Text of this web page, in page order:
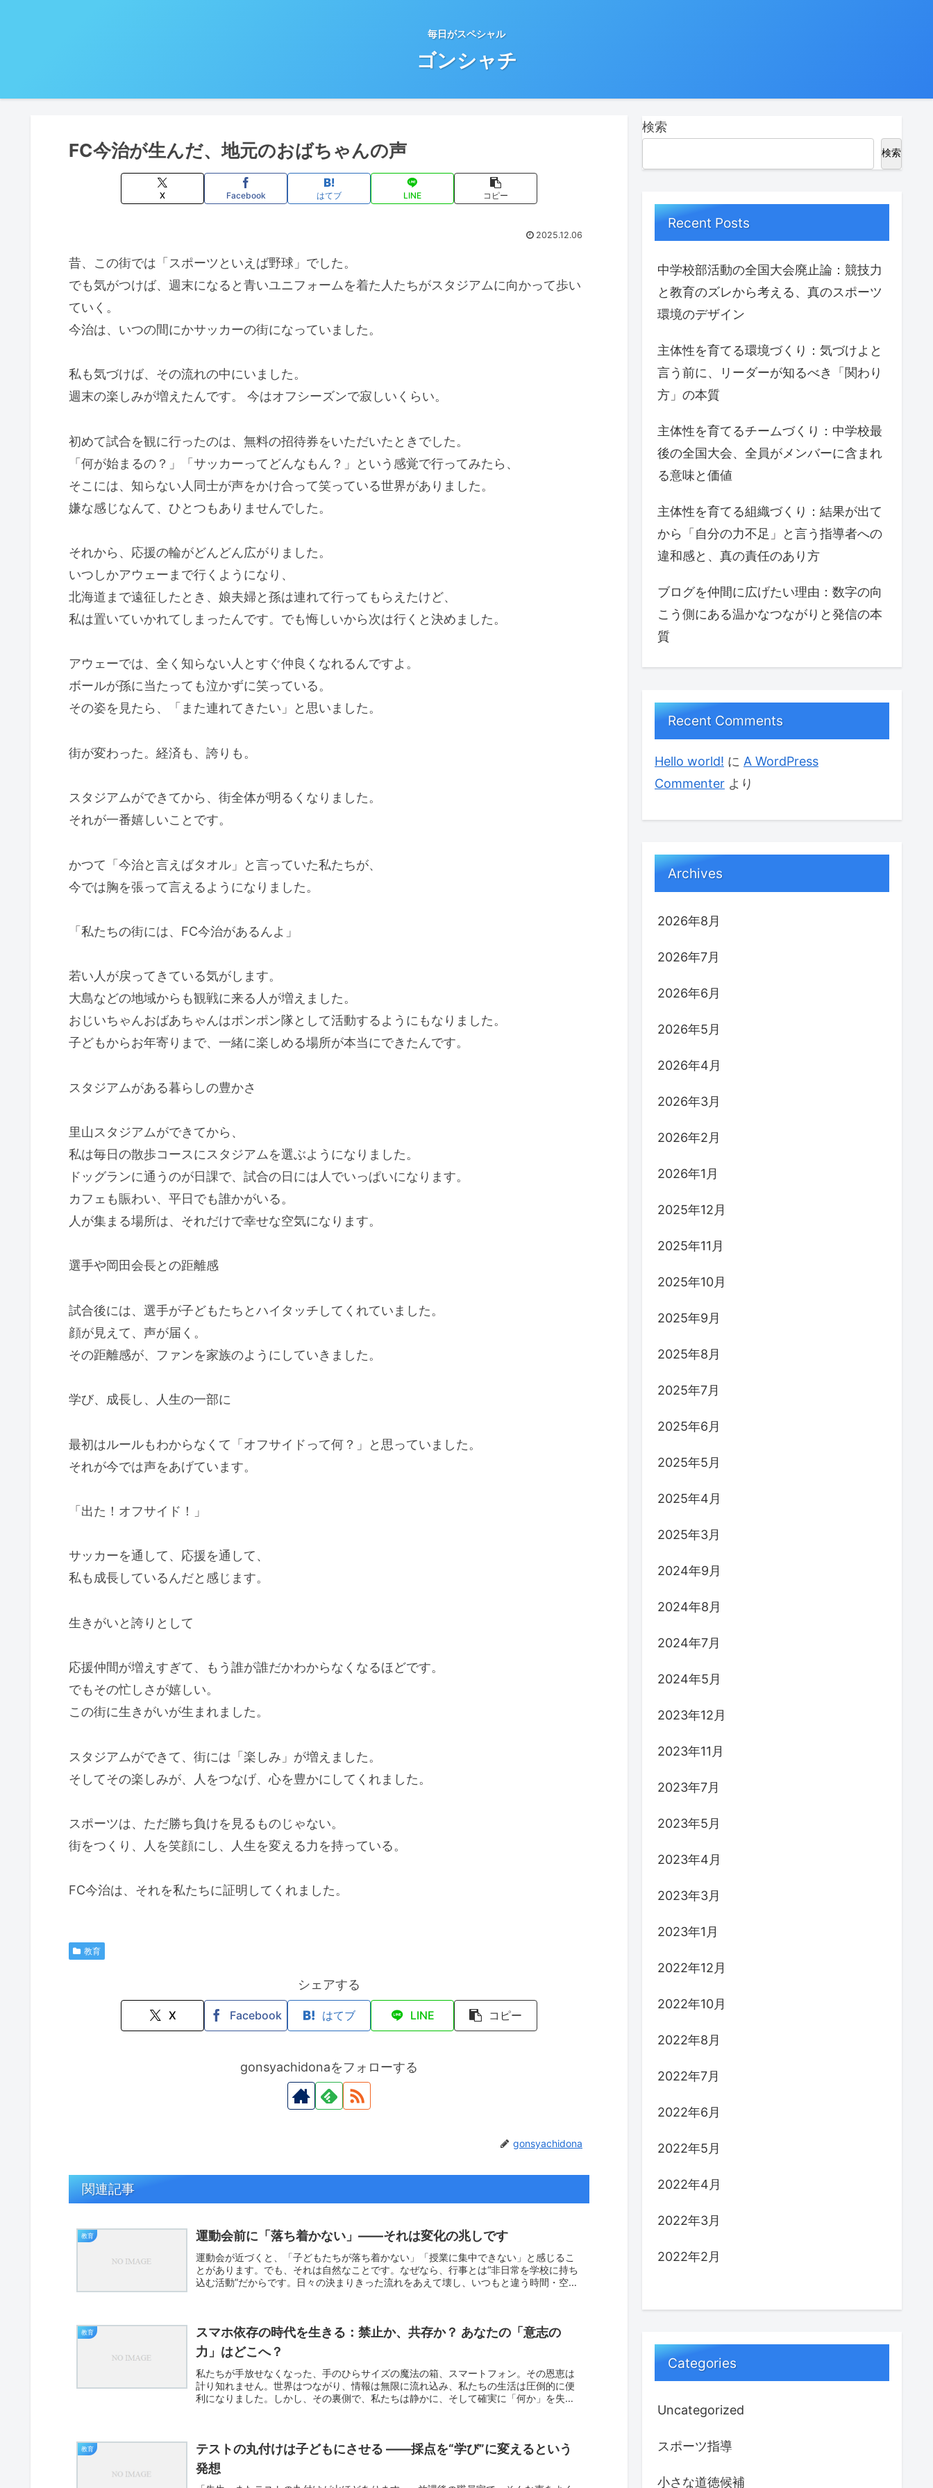
毎日がスペシャル
ゴンシャチ
FC今治が生んだ、地元のおばちゃんの声
X Facebook はてブ LINE コピー
2025.12.06
昔、この街では「スポーツといえば野球」でした。
でも気がつけば、週末になると青いユニフォームを着た人たちがスタジアムに向かって歩い
ていく。
今治は、いつの間にかサッカーの街になっていました。
私も気づけば、その流れの中にいました。
週末の楽しみが増えたんです。 今はオフシーズンで寂しいくらい。
初めて試合を観に行ったのは、無料の招待券をいただいたときでした。
「何が始まるの？」「サッカーってどんなもん？」という感覚で行ってみたら、
そこには、知らない人同士が声をかけ合って笑っている世界がありました。
嫌な感じなんて、ひとつもありませんでした。
それから、応援の輪がどんどん広がりました。
いつしかアウェーまで行くようになり、
北海道まで遠征したとき、娘夫婦と孫は連れて行ってもらえたけど、
私は置いていかれてしまったんです。でも悔しいから次は行くと決めました。
アウェーでは、全く知らない人とすぐ仲良くなれるんですよ。
ボールが孫に当たっても泣かずに笑っている。
その姿を見たら、「また連れてきたい」と思いました。
街が変わった。経済も、誇りも。
スタジアムができてから、街全体が明るくなりました。
それが一番嬉しいことです。
かつて「今治と言えばタオル」と言っていた私たちが、
今では胸を張って言えるようになりました。
「私たちの街には、FC今治があるんよ」
若い人が戻ってきている気がします。
大島などの地域からも観戦に来る人が増えました。
おじいちゃんおばあちゃんはポンポン隊として活動するようにもなりました。
子どもからお年寄りまで、一緒に楽しめる場所が本当にできたんです。
スタジアムがある暮らしの豊かさ
里山スタジアムができてから、
私は毎日の散歩コースにスタジアムを選ぶようになりました。
ドッグランに通うのが日課で、試合の日には人でいっぱいになります。
カフェも賑わい、平日でも誰かがいる。
人が集まる場所は、それだけで幸せな空気になります。
選手や岡田会長との距離感
試合後には、選手が子どもたちとハイタッチしてくれていました。
顔が見えて、声が届く。
その距離感が、ファンを家族のようにしていきました。
学び、成長し、人生の一部に
最初はルールもわからなくて「オフサイドって何？」と思っていました。
それが今では声をあげています。
「出た！オフサイド！」
サッカーを通して、応援を通して、
私も成長しているんだと感じます。
生きがいと誇りとして
応援仲間が増えすぎて、もう誰が誰だかわからなくなるほどです。
でもその忙しさが嬉しい。
この街に生きがいが生まれました。
スタジアムができて、街には「楽しみ」が増えました。
そしてその楽しみが、人をつなげ、心を豊かにしてくれました。
スポーツは、ただ勝ち負けを見るものじゃない。
街をつくり、人を笑顔にし、人生を変える力を持っている。
FC今治は、それを私たちに証明してくれました。
教育
シェアする
X Facebook はてブ LINE コピー
gonsyachidonaをフォローする
gonsyachidona
関連記事
教育 運動会前に「落ち着かない」——それは変化の兆しです
運動会が近づくと、「子どもたちが落ち着かない」「授業に集中できない」と感じるこ
とがあります。でも、それは自然なことです。なぜなら、行事とは“非日常を学校に持ち
込む活動”だからです。日々の決まりきった流れをあえて壊し、いつもと違う時間・空
教育
スマホ依存の時代を生きる：禁止か、共存か？ あなたの「意志の
力」はどこへ？
私たちが手放せなくなった、手のひらサイズの魔法の箱、スマートフォン。その恩恵は
計り知れません。世界はつながり、情報は無限に流れ込み、私たちの生活は圧倒的に便
利になりました。しかし、その裏側で、私たちは静かに、そして確実に「何か」を失い
教育
テストの丸付けは子どもにさせる ――採点を“学び”に変えるという
発想
検索
検索
Recent Posts
中学校部活動の全国大会廃止論：競技力
と教育のズレから考える、真のスポーツ
環境のデザイン
主体性を育てる環境づくり：気づけよと
言う前に、リーダーが知るべき「関わり
方」の本質
主体性を育てるチームづくり：中学校最
後の全国大会、全員がメンバーに含まれ
る意味と価値
主体性を育てる組織づくり：結果が出て
から「自分の力不足」と言う指導者への
違和感と、真の責任のあり方
ブログを仲間に広げたい理由：数字の向
こう側にある温かなつながりと発信の本
質
Recent Comments
Hello world! に A WordPress
Commenter より
Archives
2026年8月
2026年7月
2026年6月
2026年5月
2026年4月
2026年3月
2026年2月
2026年1月
2025年12月
2025年11月
2025年10月
2025年9月
2025年8月
2025年7月
2025年6月
2025年5月
2025年4月
2025年3月
2024年9月
2024年8月
2024年7月
2024年5月
2023年12月
2023年11月
2023年7月
2023年5月
2023年4月
2023年3月
2023年1月
2022年12月
2022年10月
2022年8月
2022年7月
2022年6月
2022年5月
2022年4月
2022年3月
2022年2月
Categories
Uncategorized
スポーツ指導
小さな道徳候補